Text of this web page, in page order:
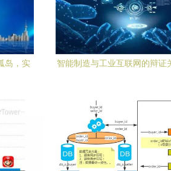
岛，实
智能制造与工业互联网的辩证